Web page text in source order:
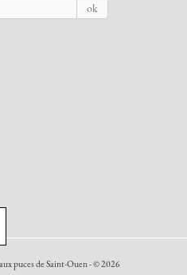
ok
puces de Saint-Ouen - © 2026